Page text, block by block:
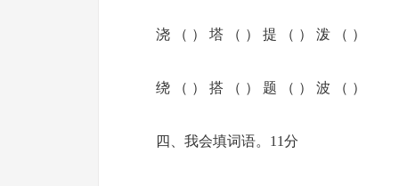
浇 （ ） 塔 （ ） 提 （ ） 泼 （ ）
绕 （ ） 搭 （ ） 题 （ ） 波 （ ）
四、我会填词语。11分